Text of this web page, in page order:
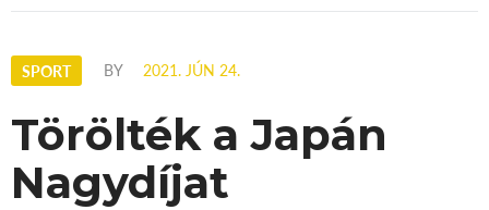
SPORT BY 2021. JÚN 24.
Törölték a Japán
Nagydíjat